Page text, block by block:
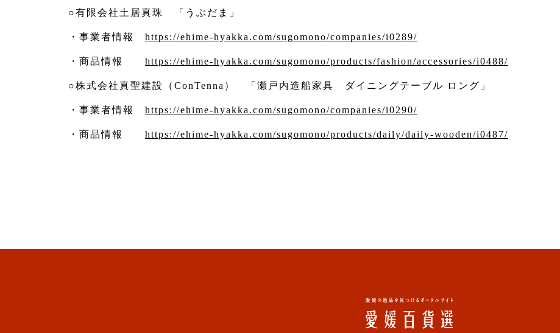
○有限会社土居真珠 「うぶだま」
・事業者情報 https://ehime-hyakka.com/sugomono/companies/i0289/
・商品情報 https://ehime-hyakka.com/sugomono/products/fashion/accessories/i0488/
○株式会社真聖建設（ConTenna） 「瀬戸内造船家具 ダイニングテーブル ロング」
・事業者情報 https://ehime-hyakka.com/sugomono/companies/i0290/
・商品情報 https://ehime-hyakka.com/sugomono/products/daily/daily-wooden/i0487/